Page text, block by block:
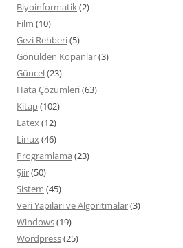
Biyoinformatik(2)
Film (10)
Gezi Rehberi(5)
Gönülden Kopanlar(3)
Güncel(23)
Hata Çözümleri(63)
Kitap(102)
Latex(12)
Linux(46)
Programlama (23)
Şiir(50)
Sistem (45)
Veri Yapıları ve Algoritmalar(3)
Windows(19)
Wordpress(25)